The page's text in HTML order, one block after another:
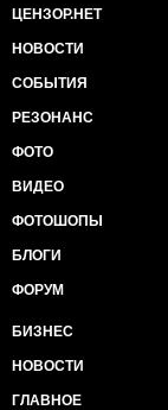
ЦЕНЗОР.НЕТ
НОВОСТИ
СОБЫТИЯ
РЕЗОНАНС
ФОТО
ВИДЕО
ФОТОШОПЫ
БЛОГИ
ФОРУМ
БИЗНЕС
НОВОСТИ
ГЛАВНОЕ